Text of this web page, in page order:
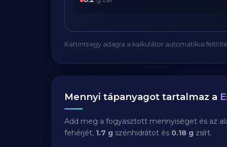
Kattints egy adagra a kalkulátor automatikus
Mennyi tápanyagot tartalmaz a
Add meg a fogyasztott mennyiséget és az
fehérjét, 1.7 g szénhidrátot és 0.18 g zsírt.